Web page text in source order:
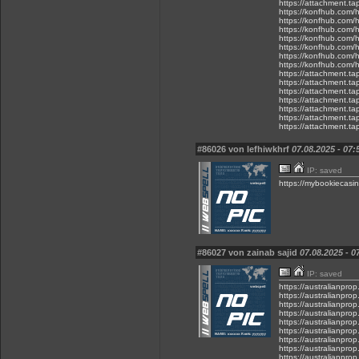
https://
https://konfhub.com/
https://konfhub.com/
https://konfhub.com/
https://konfhub.com/
https://konfhub.com/
https://konfhub.com/
https://konfhub.com/
https://
https://
https://
https://
https://
https://
https://
#86026 von lefhiwkhrf 07.08.2025 -
IP: saved
https://
#86027 von zainab sajid 07.08.2025 -
IP: saved
https://
https://
https://
https://
https://
https://
https://
https://
https://